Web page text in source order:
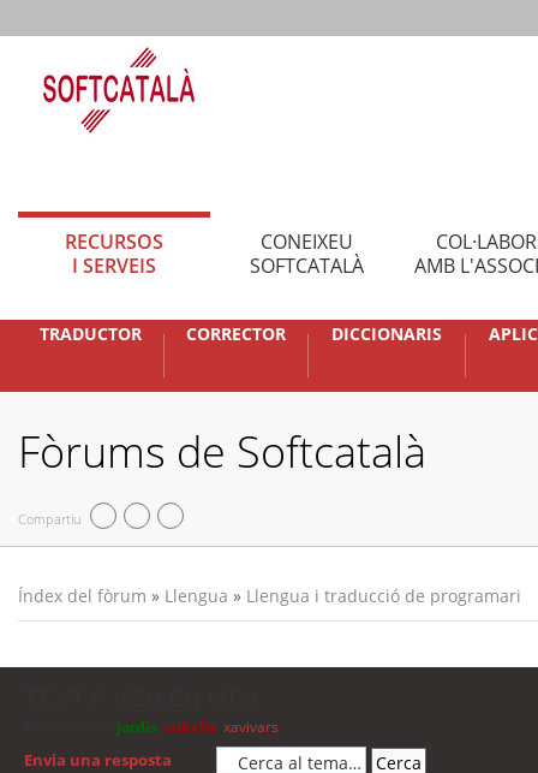
RECURSOS
I SERVEIS
CONEIXEU
SOFTCATALÀ
AMB
TRADUCTOR CORRECTOR DICCIONARIS
Fòrums de Softcatalà
Compartiu
Índex del fòrum » Llengua » Llengua i traducció de programari
jordis cubells xavivars
Envia una resposta